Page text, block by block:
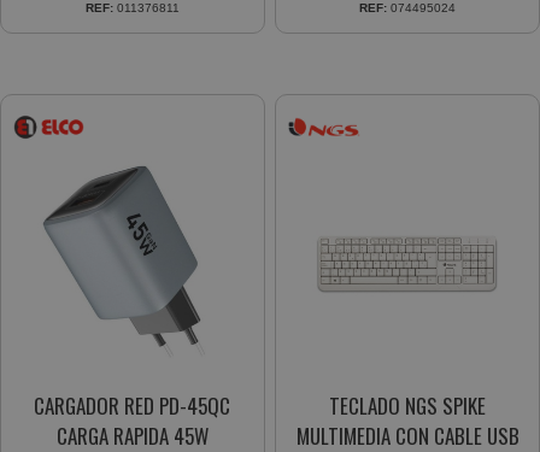
REF: 011376811 REF: 074495024
CARGADOR RED PD-45QC
CARGA RAPIDA 45W
TECLADO NGS SPIKE
MULTIMEDIA CON CABLE USB